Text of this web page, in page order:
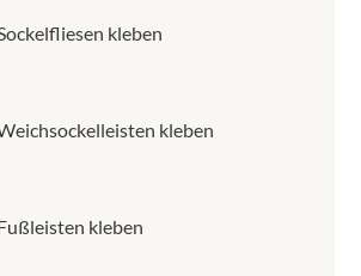
kleben
kleben
kleben